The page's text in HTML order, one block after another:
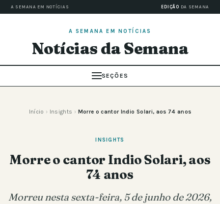
A SEMANA EM NOTÍCIAS EDIÇÃO DA SEMANA
A SEMANA EM NOTÍCIAS
Notícias da Semana
SEÇÕES
Início › Insights › Morre o cantor Indio Solari, aos 74 anos
INSIGHTS
Morre o cantor Indio Solari, aos
74 anos
Morreu nesta sexta-feira, 5 de junho de 2026,